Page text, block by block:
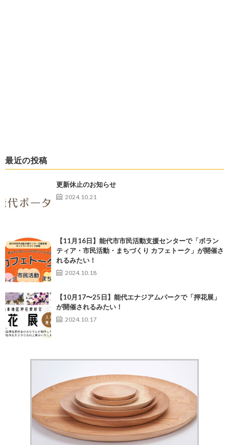
最近の投稿
更新休止のお知らせ
2024.10.21
【11月16日】能代市市民活動支援センターで「ボラン
ティア・市民活動・まちづくり カフェトーク」が開催さ
れるみたい！
2024.10.18
【10月17〜25日】能代エナジアムパークで「押花展」
が開催されるみたい！
2024.10.17